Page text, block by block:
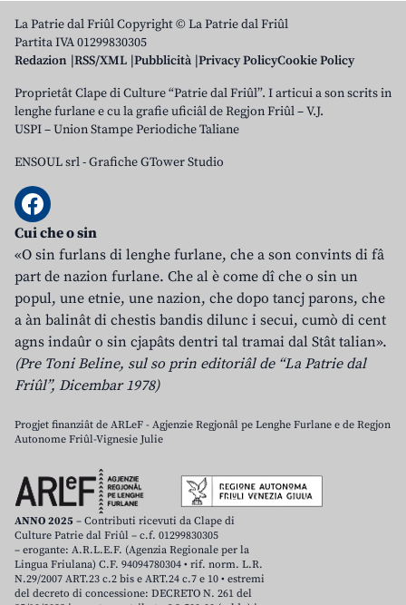
La Patrie dal Friûl Copyright © La Patrie dal Friûl
Partita IVA 01299830305
Redazion RSS/XML Pubblicità Privacy PolicyCookie Policy
Proprietât Clape di Culture “Patrie dal Friûl”. I articui a son scrits in
lenghe furlane e cu la grafie uficiâl de Regjon Friûl – V.J.
USPI – Union Stampe Periodiche Taliane
ENSOUL srl-Grafiche GTower Studio
Cui che o sin
«O sin furlans di lenghe furlane, che a son convints di fâ
part de nazion furlane. Che al è come dî che o sin un
popul, une etnie, une nazion, che dopo tancj parons, che
a àn balinât di chestis bandis dilunc i secui, cumò di cent
agns indaûr o sin cjapâts dentri tal tramai dal Stât talian».
(Pre Toni Beline, sul so prin editoriâl de “La Patrie dal
Friûl”, Dicembar 1978)
Progjet finanziât de ARLeF - Agjenzie Regjonâl pe Lenghe Furlane e de Regjon
Autonome Friûl-Vignesie Julie
ANNO 2025 – Contributi ricevuti da Clape di
Culture Patrie dal Friûl – c.f. 01299830305
– erogante: A.R.L.E.F. (Agenzia Regionale per la
Lingua Friulana) C.F. 94094780304 • rif. norm. L.R.
N.29/2007 ART.23 c.2 bis e ART.24 c.7 e 10 • estremi
del decreto di concessione: DECRETO N. 261 del